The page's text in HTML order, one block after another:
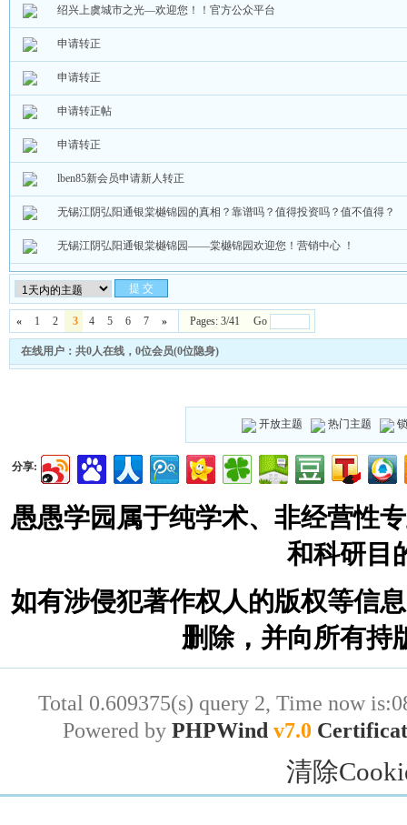
绍兴上虞城市之光—欢迎您！！官方公众平台
申请转正
申请转正
申请转正帖
申请转正
lben85新会员申请新人转正
无锡江阴弘阳通银棠樾锦园的真相？靠谱吗？值得投资吗？值不值得？
无锡江阴弘阳通银棠樾锦园——棠樾锦园欢迎您！营销中心 ！
« 1 2 3 4 5 6 7 » Pages: 3/41 Go
在线用户：共0人在线，0位会员(0位隐身)
开放主题 热门主题
分享:
愚愚学园属于纯学术、非经营性
和科研目
如有涉侵犯著作权人的版权等信
删除，并向所有持
Total 0.609375(s) query 2, Time now
Powered by PHPWind v7.0
清除